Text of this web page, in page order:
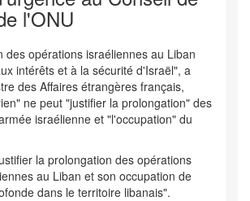
l'ONU
des opérations israéliennes au Liban
intérêts et à la sécurité d'Israël", a
des Affaires étrangères français,
ne peut "justifier la prolongation" des
israélienne et "l'occupation" du
la prolongation des opérations
au Liban et son occupation de
dans le territoire libanais".